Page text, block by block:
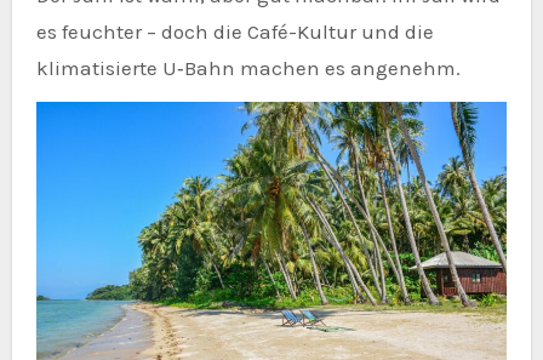
es feuchter – doch die Café-Kultur und die
klimatisierte U‑Bahn machen es angenehm.